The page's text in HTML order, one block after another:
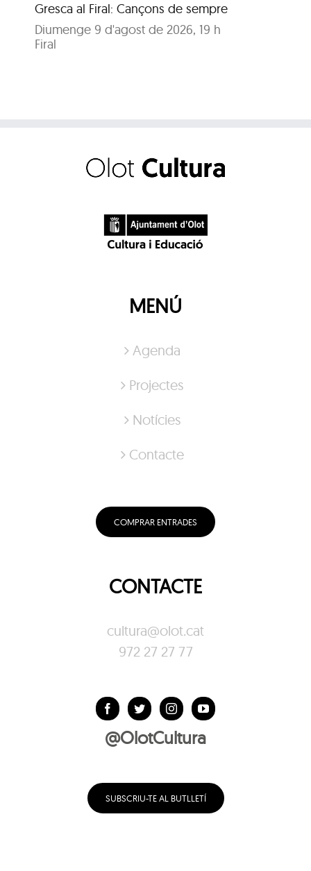
Gresca al Firal: Cançons de sempre
Diumenge 9 d'agost de 2026, 19 h
Firal
MENÚ
Agenda
Projectes
Notícies
Contacte
COMPRAR ENTRADES
CONTACTE
cultura@olot.cat
972 27 27 77
@OlotCultura
SUBSCRIU-TE AL BUTLLETÍ